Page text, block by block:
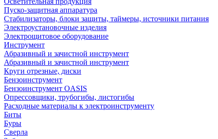
Пуско-защитная аппаратура
Стабилизаторы, блоки защиты, таймеры, источники питания
Электроустановочные изделия
Электрощитовое оборудование
Инструмент
Абразивный и зачистной инструмент
Абразивный и зачистной инструмент
Круги отрезные, диски
Бензоинструмент
Бензоинструмент OASIS
Опрессовщики, трубогибы, листогибы
Расходные материалы к электроинструменту
Биты
Буры
Сверла